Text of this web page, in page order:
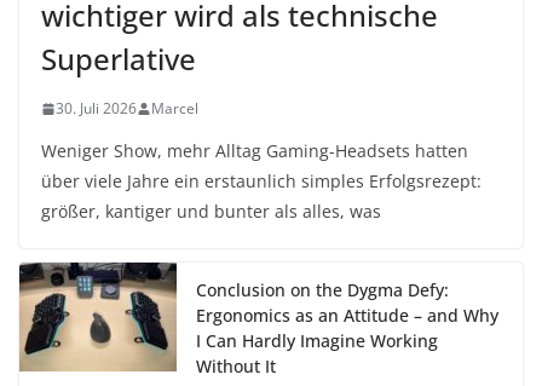
wichtiger wird als technische
Superlative
30. Juli 2026 Marcel
Weniger Show, mehr Alltag Gaming-Headsets hatten
über viele Jahre ein erstaunlich simples Erfolgsrezept:
größer, kantiger und bunter als alles, was
Conclusion on the Dygma Defy:
Ergonomics as an Attitude – and Why
I Can Hardly Imagine Working
Without It